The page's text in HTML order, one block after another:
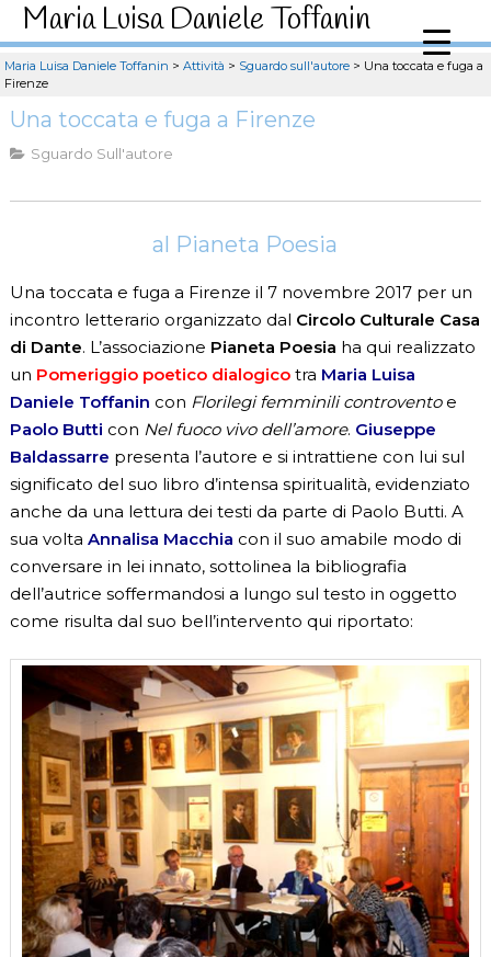
Maria Luisa Daniele Toffanin
Maria Luisa Daniele Toffanin > Attività > Sguardo sull'autore > Una toccata e fuga a
Firenze
Una toccata e fuga a Firenze
Sguardo Sull'autore
al Pianeta Poesia
Una toccata e fuga a Firenze il 7 novembre 2017 per un
incontro letterario organizzato dal Circolo Culturale Casa
di Dante. L’associazione Pianeta Poesia ha qui realizzato
un Pomeriggio poetico dialogicotra Maria Luisa
Daniele Toffanin con Florilegi femminili controventoe
Paolo Butti con Nel fuoco vivo dell’amore. Giuseppe
Baldassarre presenta l’autore e si intrattiene con lui sul
significato del suo libro d’intensa spiritualità, evidenziato
anche da una lettura dei testi da parte di Paolo Butti. A
sua volta Annalisa Macchia con il suo amabile modo di
conversare in lei innato, sottolinea la bibliografia
dell’autrice soffermandosi a lungo sul testo in oggetto
come risulta dal suo bell’intervento qui riportato: